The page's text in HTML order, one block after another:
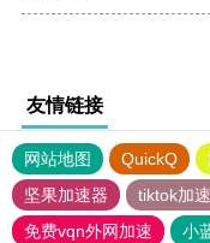
友情链接
网站地图 QuickQ
坚果加速器
tiktok加
免费vqn外网加速
小